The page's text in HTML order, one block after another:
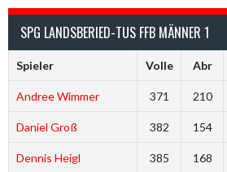
SPG LANDSBERIED-TUS FFB MÄNNER 1
Spieler Volle Abr
Andree Wimmer 371 210
Daniel Groß 382 154
Dennis Heigl 385 168